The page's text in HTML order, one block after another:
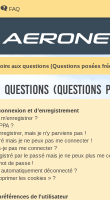
FAQ
aux questions (Questions posées
(Questions
et d’enregistrement
?
?
mais je n’y parviens pas !
mais je ne peux pas me connecter !
je pas me connecter ?
par le passé mais je ne peux plus me
de passe !
déconnecté ?
les cookies » ?
de l’utilisateur